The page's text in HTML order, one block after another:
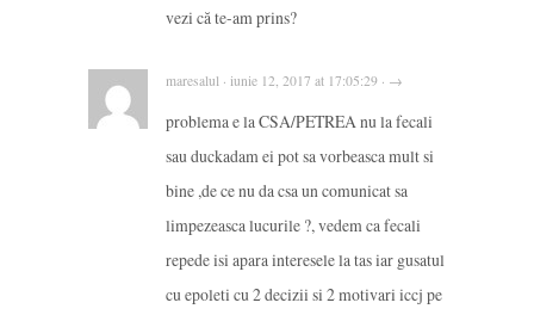
vezi că te-am prins?
maresalul · iunie 12, 2017 at 17:05:29 · →
problema e la CSA/PETREA nu la fecali
sau duckadam ei pot sa vorbeasca mult si
bine ,de ce nu da csa un comunicat sa
limpezeasca lucurile ?, vedem ca fecali
repede isi apara interesele la tas iar gusatul
cu epoleti cu 2 decizii si 2 motivari iccj pe